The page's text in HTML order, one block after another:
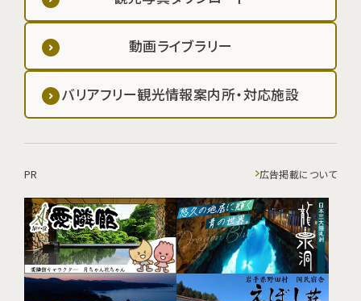
動画ライブラリー
バリアフリー観光情報案内所・対応施設
PR 広告掲載について